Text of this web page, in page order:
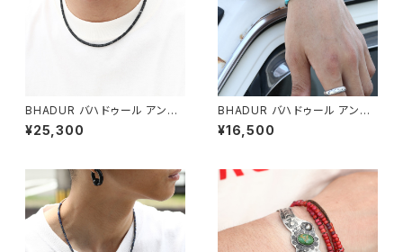
BHADUR バハドゥール アンテ
ィークブラックビーズネックレス
#abn094 Black 日本製
¥25,300
BHADUR バハドゥール アンテ
ィークターコイズ&アゲートビー
ズブレスレット #b130 日本製
¥16,500